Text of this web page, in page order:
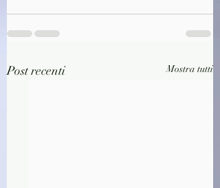
Post recenti Mostra tutti